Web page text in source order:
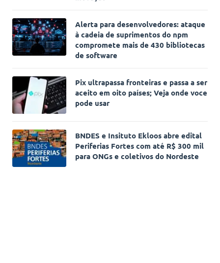
Alerta para desenvolvedores: ataque
à cadeia de suprimentos do npm
compromete mais de 430 bibliotecas
de software
Pix ultrapassa fronteiras e passa a ser
aceito em oito países; Veja onde voce
pode usar
BNDES e Insituto Ekloos abre edital
Periferias Fortes com até R$ 300 mil
para ONGs e coletivos do Nordeste